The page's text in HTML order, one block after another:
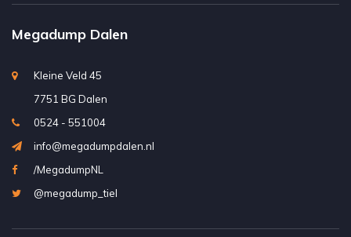
Megadump Dalen
Kleine Veld 45
7751 BG Dalen
0524 - 551004
info@megadumpdalen.nl
/MegadumpNL
@megadump_tiel